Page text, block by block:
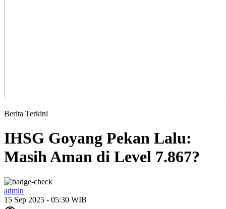
Berita Terkini
IHSG Goyang Pekan Lalu:
Masih Aman di Level 7.867?
admin
15 Sep 2025 - 05:30 WIB